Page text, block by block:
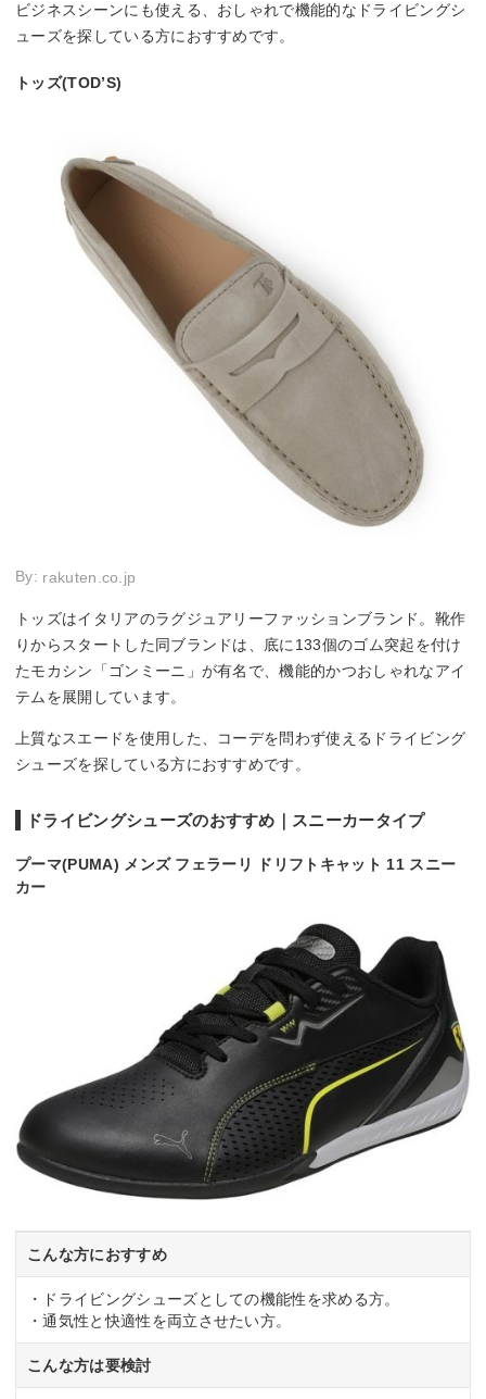
ビジネスシーンにも使える、おしゃれで機能的なドライビングシ
ューズを探している方におすすめです。
トッズ(TOD’S)
By: rakuten.co.jp
トッズはイタリアのラグジュアリーファッションブランド。靴作
りからスタートした同ブランドは、底に133個のゴム突起を付け
たモカシン「ゴンミーニ」が有名で、機能的かつおしゃれなアイ
テムを展開しています。
上質なスエードを使用した、コーデを問わず使えるドライビング
シューズを探している方におすすめです。
ドライビングシューズのおすすめ｜スニーカータイプ
プーマ(PUMA) メンズ フェラーリ ドリフトキャット 11 スニー
カー
こんな方におすすめ
・ドライビングシューズとしての機能性を求める方。
・通気性と快適性を両立させたい方。
こんな方は要検討